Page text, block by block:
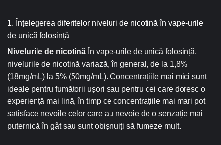
1. Înțelegerea diferitelor niveluri de nicotină în vape-urile
de unică folosință
Nivelurile de nicotină În vape-urile de unică folosință,
nivelurile de nicotină variază, în general, de la 1,8%
(18mg/mL) la 5% (50mg/mL). Concentrațiile mai mici sunt
ideale pentru fumătorii ușori sau pentru cei care doresc o
experiență mai lină, în timp ce concentrațiile mai mari pot
satisface nevoile celor care au nevoie de o senzație mai
puternică în gât sau sunt obișnuiți să fumeze mult.